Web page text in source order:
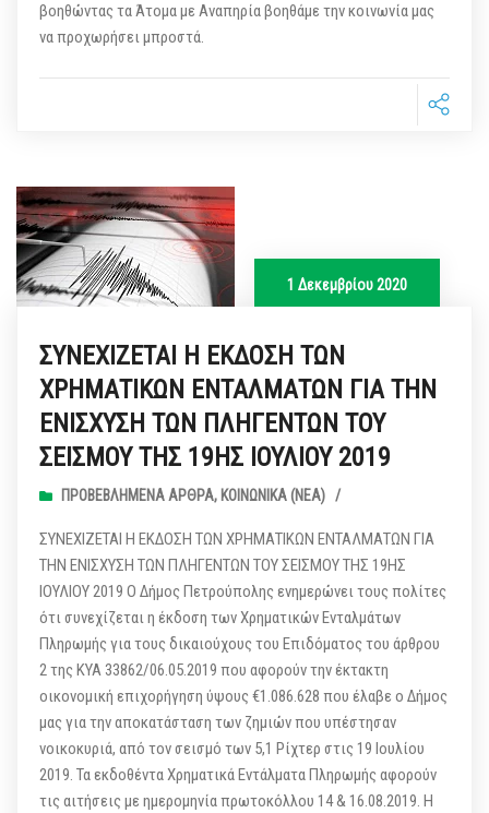
βοηθώντας τα Άτομα με Αναπηρία βοηθάμε την κοινωνία μας
να προχωρήσει μπροστά.
1 Δεκεμβρίου 2020
ΣΥΝΕΧΙΖΕΤΑΙ Η ΕΚΔΟΣΗ ΤΩΝ
ΧΡΗΜΑΤΙΚΩΝ ΕΝΤΑΛΜΑΤΩΝ ΓΙΑ ΤΗΝ
ΕΝΙΣΧΥΣΗ ΤΩΝ ΠΛΗΓΕΝΤΩΝ ΤΟΥ
ΣΕΙΣΜΟΥ ΤΗΣ 19ΗΣ ΙΟΥΛΙΟΥ 2019
ΠΡΟΒΕΒΛΗΜΈΝΑ ΆΡΘΡΑ, ΚΟΙΝΩΝΙΚΆ (ΝΕΑ) /
ΣΥΝΕΧΙΖΕΤΑΙ Η ΕΚΔΟΣΗ ΤΩΝ ΧΡΗΜΑΤΙΚΩΝ ΕΝΤΑΛΜΑΤΩΝ ΓΙΑ
ΤΗΝ ΕΝΙΣΧΥΣΗ ΤΩΝ ΠΛΗΓΕΝΤΩΝ ΤΟΥ ΣΕΙΣΜΟΥ ΤΗΣ 19ΗΣ
ΙΟΥΛΙΟΥ 2019 Ο Δήμος Πετρούπολης ενημερώνει τους πολίτες
ότι συνεχίζεται η έκδοση των Χρηματικών Ενταλμάτων
Πληρωμής για τους δικαιούχους του Επιδόματος του άρθρου
2 της ΚΥΑ 33862/06.05.2019 που αφορούν την έκτακτη
οικονομική επιχορήγηση ύψους €1.086.628 που έλαβε ο Δήμος
μας για την αποκατάσταση των ζημιών που υπέστησαν
νοικοκυριά, από τον σεισμό των 5,1 Ρίχτερ στις 19 Ιουλίου
2019. Τα εκδοθέντα Χρηματικά Εντάλματα Πληρωμής αφορούν
τις αιτήσεις με ημερομηνία πρωτοκόλλου 14 & 16.08.2019. Η